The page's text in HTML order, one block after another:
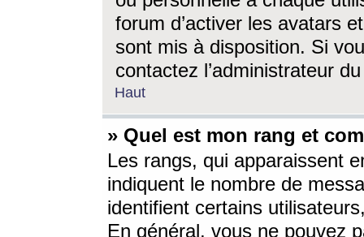
forum d’activer les avatars
sont mis à disposition. Si
contactez l’administrateur
Haut
» Quel est mon rang et
Les rangs, qui apparaissent
indiquent le nombre de
identifient certains
En général, vous ne pouvez